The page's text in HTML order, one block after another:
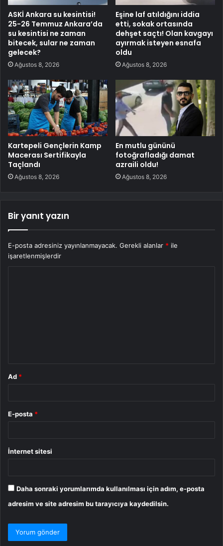
ASKİ Ankara su kesintisi!
25-26 Temmuz Ankara’da
su kesintisi ne zaman
bitecek, sular ne zaman
gelecek?
Ağustos 8, 2026
Eşine laf atıldığını iddia
etti, sokak ortasında
dehşet saçtı! Olan kavgayı
ayırmak isteyen esnafa
oldu
Ağustos 8, 2026
Kartepeli Gençlerin Kamp
Macerası Sertifikayla
Taçlandı
Ağustos 8, 2026
En mutlu gününü
fotoğrafladığı damat
azraili oldu!
Ağustos 8, 2026
Bir yanıt yazın
E-posta adresiniz yayınlanmayacak. Gerekli alanlar * ile
işaretlenmişlerdir
Ad *
E-posta *
İnternet sitesi
Daha sonraki yorumlarımda kullanılması için adım, e-posta
adresim ve site adresim bu tarayıcıya kaydedilsin.